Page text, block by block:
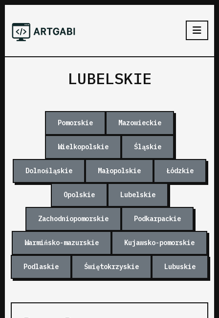
LUBELSKIE
Pomorskie Mazowieckie
Wielkopolskie Śląskie
Dolnośląskie Małopolskie Łódzkie
Opolskie Lubelskie
Zachodniopomorskie Podkarpackie
Warmińsko-mazurskie Kujawsko-pomorskie
Podlaskie Świętokrzyskie Lubuskie